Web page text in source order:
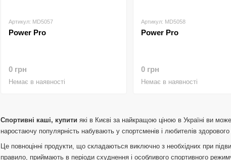
Спортивні каші, купити які в Києві за найкращою ціною в Україні ви
наростаючу популярність набувають у спортсменів і любителів
Це повноцінні продукти, що складаються виключно з необхідних при
правило, приймають в періоди схуднення і особливого спортивного
Артикул: MD5057
Power Pro
0 грн
Немає в наявності
Артикул: MD5058
Power Pro
0 грн
Немає в наявності